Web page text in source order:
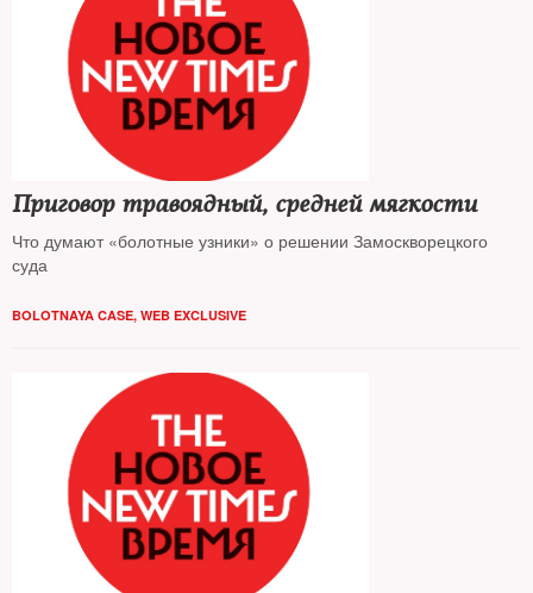
Приговор травоядный, средней мягкости
Что думают «болотные узники» о решении Замоскворецкого
суда
BOLOTNAYA CASE, WEB EXCLUSIVE